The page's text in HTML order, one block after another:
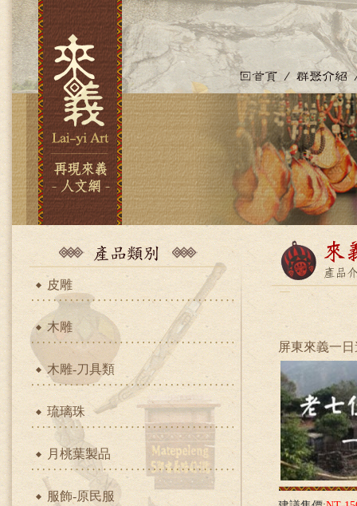
皮雕
木雕
木雕-刀具類
琉璃珠
月桃葉製品
服飾-原民服
屏東來義一